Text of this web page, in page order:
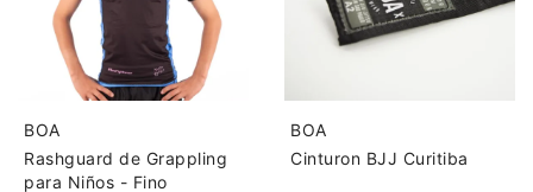
BOA
Rashguard de Grappling
para Niños - Fino
BOA
Cinturon BJJ Curitiba